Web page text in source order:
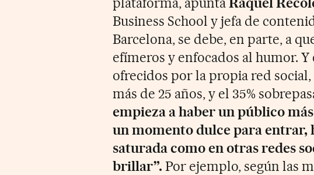
Business School y jefa de
Barcelona, se debe, en parte, a
efímeros y enfocados al humor. Y
ofrecidos por la propia red social,
más de 25 años, y el 35%
empieza a haber un público
un momento dulce para entrar,
saturada como en otras redes
brillar”. Por ejemplo, según las